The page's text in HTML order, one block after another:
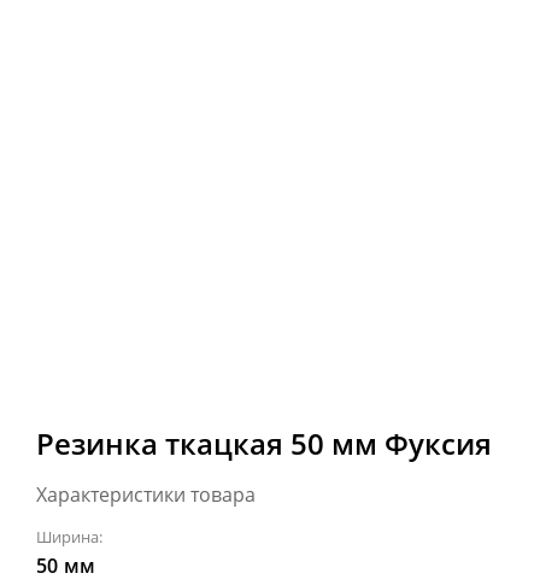
Резинка ткацкая 50 мм Фуксия
Характеристики товара
Ширина:
50 мм